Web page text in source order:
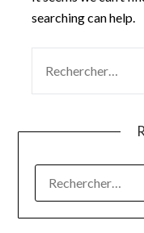
searching can help.